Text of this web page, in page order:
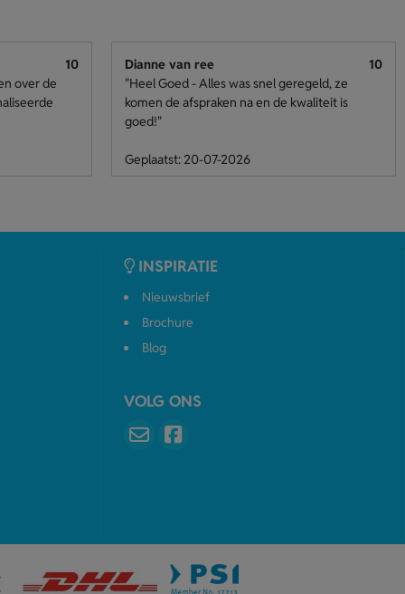
10
over de
Dianne van ree
10
"Heel Goed - Alles was snel geregeld, ze
komen de afspraken na en de kwaliteit is
goed!"
Geplaatst: 20-07-2026
INSPIRATIE
Nieuwsbrief
Brochure
Blog
VOLG ONS